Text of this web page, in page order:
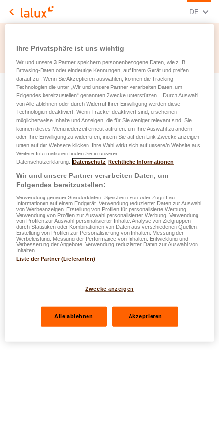
LALUX Assurances
DE
Ihre Privatsphäre ist uns wichtig
Wir und unsere3 Partner speichern personenbezogene Daten, wie z. B.
Browsing-Daten oder eindeutige Kennungen, auf Ihrem Gerät und greifen
darauf zu . Wenn Sie Akzeptieren auswählen, können die Tracking-
Technologien die unter „Wir und unsere Partner verarbeiten Daten, um
Folgendes bereitzustellen“ genannten Zwecke unterstützen. . Durch Auswahl
von Alle ablehnen oder durch Widerruf Ihrer Einwilligung werden diese
Technologien deaktiviert. Wenn Tracker deaktiviert sind, erscheinen
möglicherweise Inhalte und Anzeigen, die für Sie weniger relevant sind. Sie
können dieses Menü jederzeit erneut aufrufen, um Ihre Auswahl zu ändern
oder Ihre Einwilligung zu widerrufen, indem Sie auf den Link Zwecke anzeigen
unten auf der Webseite klicken. Ihre Wahl wirkt sich auf unsere/n Website aus.
Weitere Informationen finden Sie in unserer
Datenschutzerklärung.
Datenschutz Rechtliche Informationen
Wir und unsere Partner verarbeiten Daten, um
Folgendes bereitzustellen:
Verwendung genauer Standortdaten. Speichern von oder Zugriff auf
Informationen auf einem Endgerät. Verwendung reduzierter Daten zur Auswahl
von Werbeanzeigen. Erstellung von Profilen für personalisierte Werbung.
Verwendung von Profilen zur Auswahl personalisierter Werbung. Verwendung
von Profilen zur Auswahl personalisierter Inhalte. Analyse von Zielgruppen
durch Statistiken oder Kombinationen von Daten aus verschiedenen Quellen.
Erstellung von Profilen zur Personalisierung von Inhalten. Messung der
Werbeleistung. Messung der Performance von Inhalten. Entwicklung und
Verbesserung der Angebote. Verwendung reduzierter Daten zur Auswahl von
Inhalten.
Liste der Partner (Lieferanten)
Zwecke anzeigen
Alle ablehnen Akzeptieren